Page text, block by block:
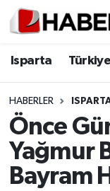
Isparta Türkiye
HABERLER
Önce
Yağmur
Bayram
Isparta
Esnaf Diyor
ASAYİŞ
Isparta
Isparta
Süper Lig